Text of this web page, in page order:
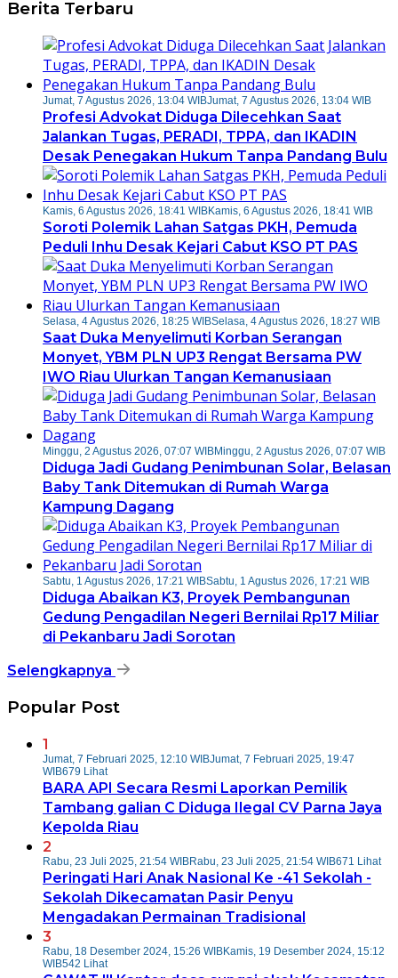
Berita Terbaru
Jumat, 7 Agustus 2026, 13:04 WIBJumat, 7 Agustus 2026, 13:04 WIB
Profesi Advokat Diduga Dilecehkan Saat
Jalankan Tugas, PERADI, TPPA, dan IKADIN
Desak Penegakan Hukum Tanpa Pandang Bulu
Kamis, 6 Agustus 2026, 18:41 WIBKamis, 6 Agustus 2026, 18:41 WIB
Soroti Polemik Lahan Satgas PKH, Pemuda
Peduli Inhu Desak Kejari Cabut KSO PT PAS
Selasa, 4 Agustus 2026, 18:25 WIBSelasa, 4 Agustus 2026, 18:27 WIB
Saat Duka Menyelimuti Korban Serangan
Monyet, YBM PLN UP3 Rengat Bersama PW
IWO Riau Ulurkan Tangan Kemanusiaan
Minggu, 2 Agustus 2026, 07:07 WIBMinggu, 2 Agustus 2026, 07:07 WIB
Diduga Jadi Gudang Penimbunan Solar, Belasan
Baby Tank Ditemukan di Rumah Warga
Kampung Dagang
Sabtu, 1 Agustus 2026, 17:21 WIBSabtu, 1 Agustus 2026, 17:21 WIB
Diduga Abaikan K3, Proyek Pembangunan
Gedung Pengadilan Negeri Bernilai Rp17 Miliar
di Pekanbaru Jadi Sorotan
Selengkapnya
Popular Post
1
Jumat, 7 Februari 2025, 12:10 WIBJumat, 7 Februari 2025, 19:47
WIB679 Lihat
BARA API Secara Resmi Laporkan Pemilik
Tambang galian C Diduga Ilegal CV Parna Jaya
Kepolda Riau
2
Rabu, 23 Juli 2025, 21:54 WIBRabu, 23 Juli 2025, 21:54 WIB671 Lihat
Peringati Hari Anak Nasional Ke -41 Sekolah -
Sekolah Dikecamatan Pasir Penyu
Mengadakan Permainan Tradisional
3
Rabu, 18 Desember 2024, 15:26 WIBKamis, 19 Desember 2024, 15:12
WIB542 Lihat